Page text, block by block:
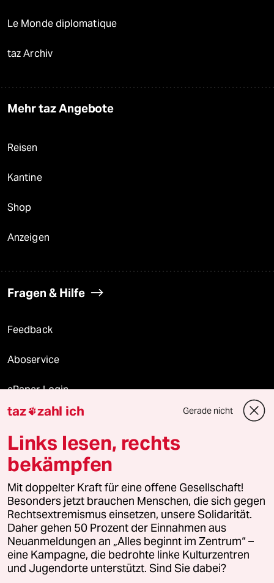
Le Monde diplomatique
taz Archiv
Mehr taz Angebote
Reisen
Kantine
Shop
Anzeigen
Fragen & Hilfe
Feedback
Aboservice
ePaper Login
Downloads für Abonnierende
© 2026 taz Verlags und Vertriebs GmbH
Alle Rechte vorbehalten. Bei rechtlichen Fragen oder für Genehmigungen
wenden Sie sich bitte an
lizenzen@taz.de
Feedback Redaktionsstatut Kommune-Richtlinien
Leitlinie Informant Datenschutz Impressum AGB
taz zahl ich Gerade nicht
Links lesen, rechts
bekämpfen
Mit doppelter Kraft für eine offene Gesellschaft!
Besonders jetzt brauchen Menschen, die sich gegen
Rechtsextremismus einsetzen, unsere Solidarität.
Daher gehen 50 Prozent der Einnahmen aus
Neuanmeldungen an „Alles beginnt im Zentrum“ –
eine Kampagne, die bedrohte linke Kulturzentren
und Jugendorte unterstützt. Sind Sie dabei?